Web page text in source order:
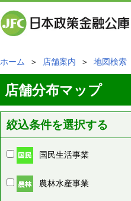
ホーム ＞ 店舗案内 ＞ 地図検索
店舗分布マップ
絞込条件を選択する
国民生活事業
農林水産事業